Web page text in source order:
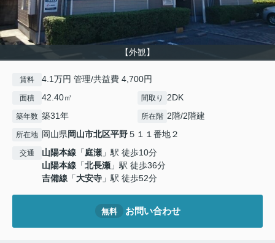
【外観】
賃料 4.1万円 管理/共益費 4,700円
面積 42.40㎡ 間取り 2DK
築年数 築31年 所在階 2階/2階建
所在地 岡山県岡山市北区平野５１１番地２
交通 山陽本線 「庭瀬 」駅 徒歩10分
山陽本線 「北長瀬 」駅 徒歩36分
吉備線 「大安寺 」駅 徒歩52分
無料 お問い合わせ